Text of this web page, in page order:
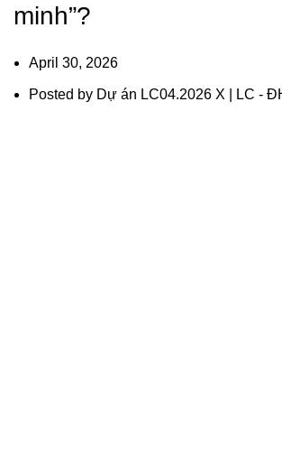
minh”?
April 30, 2026
Posted by Dự án LC04.2026 X | LC -